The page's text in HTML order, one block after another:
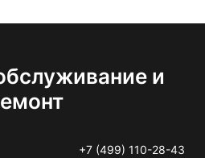
и
+7 (499) 110-28-43